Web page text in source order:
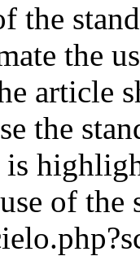
the
the
article
the
of the